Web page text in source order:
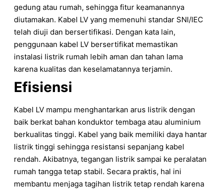
gedung atau rumah, sehingga fitur keamanannya
diutamakan. Kabel LV yang memenuhi standar SNI/IEC
telah diuji dan bersertifikasi. Dengan kata lain,
penggunaan kabel LV bersertifikat memastikan
instalasi listrik rumah lebih aman dan tahan lama
karena kualitas dan keselamatannya terjamin.
Efisiensi
Kabel LV mampu menghantarkan arus listrik dengan
baik berkat bahan konduktor tembaga atau aluminium
berkualitas tinggi. Kabel yang baik memiliki daya hantar
listrik tinggi sehingga resistansi sepanjang kabel
rendah. Akibatnya, tegangan listrik sampai ke peralatan
rumah tangga tetap stabil. Secara praktis, hal ini
membantu menjaga tagihan listrik tetap rendah karena